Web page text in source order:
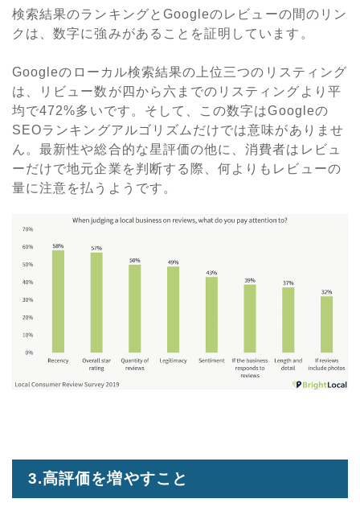
検索結果のランキングと Googleのレビューの間のリン
クは、数字に強みがあることを証明しています。
Googleのローカル検索結果の上位三つのリスティング
は、リビュー数が四から六までのリスティングより平
均で472%多いです。そして、この数字はGoogleの
SEOランキングアルゴリズムだけでは意味がありませ
ん。最新性や総合的な星評価の他に、消費者はレビュ
ーだけで地元企業を判断する際、何よりもレビューの
量に注意を払うようです。
3.高評価を増やすこと